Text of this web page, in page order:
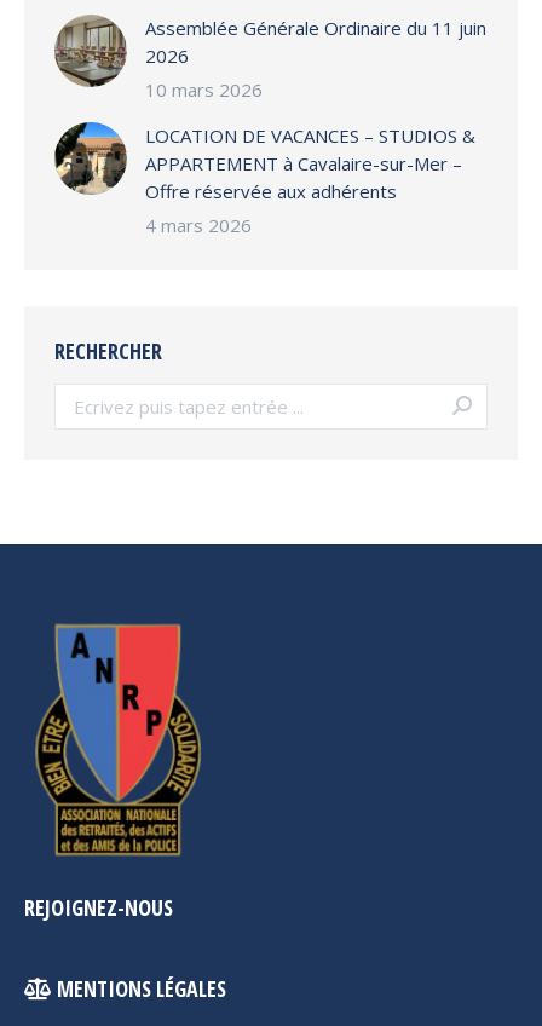
Assemblée Générale Ordinaire du 11 juin
2026
10 mars 2026
LOCATION DE VACANCES – STUDIOS &
APPARTEMENT à Cavalaire-sur-Mer –
Offre réservée aux adhérents
4 mars 2026
RECHERCHER
REJOIGNEZ-NOUS
MENTIONS LÉGALES